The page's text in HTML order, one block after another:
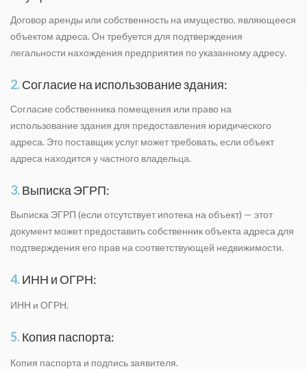
Договор аренды или собственность на имущество, являющееся
объектом адреса. Он требуется для подтверждения
легальности нахождения предприятия по указанному адресу.
2.Согласие на использование здания:
Согласие собственника помещения или право на
использование здания для предоставления юридического
адреса. Это поставщик услуг может требовать, если объект
адреса находится у частного владельца.
3.Выписка ЭГРП:
Выписка ЭГРП (если отсутствует ипотека на объект) — этот
документ может предоставить собственник объекта адреса для
подтверждения его прав на соответствующей недвижимости.
4.ИНН и ОГРН:
ИНН и ОГРН.
5.Копия паспорта:
Копия паспорта и подпись заявителя.